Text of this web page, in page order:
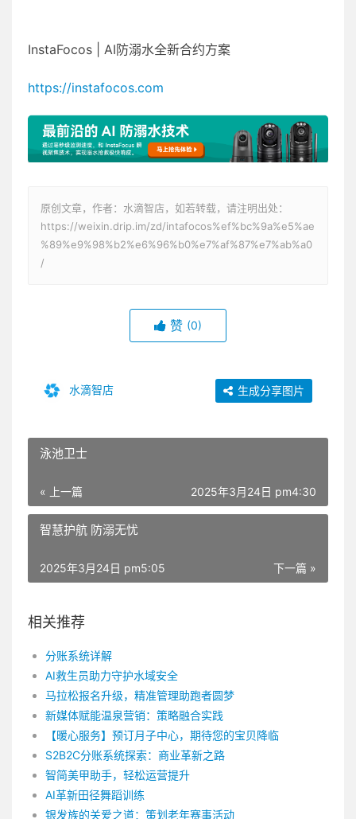
InstaFocos | AI防溺水全新合约方案
https://instafocos.com
原创文章，作者：水滴智店，如若转载，请注明出处：
https://weixin.drip.im/zd/intafocos%ef%bc%9a%e5%ae
%89%e9%98%b2%e6%96%b0%e7%af%87%e7%ab%a0
/
赞 (0)
水滴智店 生成分享图片
泳池卫士
« 上一篇 2025年3月24日 pm4:30
智慧护航 防溺无忧
下一篇 »
2025年3月24日 pm5:05
相关推荐
分账系统详解
AI救生员助力守护水域安全
马拉松报名升级，精准管理助跑者圆梦
新媒体赋能温泉营销：策略融合实践
【暖心服务】预订月子中心，期待您的宝贝降临
S2B2C分账系统探索：商业革新之路
智简美甲助手，轻松运营提升
AI革新田径舞蹈训练
银发族的关爱之道：策划老年赛事活动